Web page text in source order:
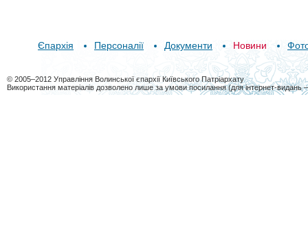
Єпархія Персоналії Документи Новини
© 2005–2012 Управління Волинської єпархії Київського Патріархату
Використання матеріалів дозволено лише за умови посилання (для інтернет-видань